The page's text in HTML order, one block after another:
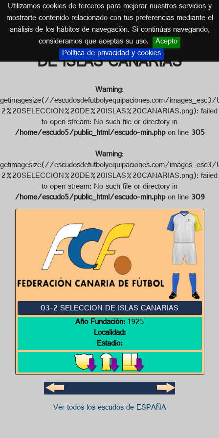
Utilizamos cookies de terceros para mejorar nuestros servicios y
mostrarte contenido relacionado con tus preferencias mediante el
análisis de los hábitos de navegación. Si continúas navegando,
consideramos que aceptas su uso. Acepto
Política de privacidad y cookies
Escudo de 03-2 SELECCION
DE ISLAS CANARIAS
ESPAÑA
Warning:
getimagesize(//escudosdefutbolyequipaciones.com/
2%20SELECCION%20DE%20ISLAS%20CANARIAS.png): failed
to open stream: No such file or directory in
/home/escudo5/public_html/escudo-min.phpon line305
Warning:
getimagesize(//escudosdefutbolyequipaciones.com/
2%20SELECCION%20DE%20ISLAS%20CANARIAS.png): failed
to open stream: No such file or directory in
/home/escudo5/public_html/escudo-min.phpon line309
03-2 SELECCION DE ISLAS CANARIAS
Año Fundación:1925
Localidad:
Estadio:
Ver todos los escudos de ESPAÑA